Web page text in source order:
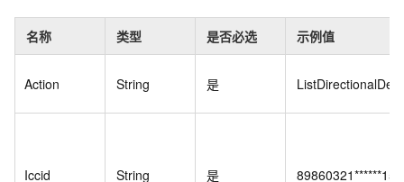
名称 类型 是否必选 示例值
Action String 是
Iccid String 是